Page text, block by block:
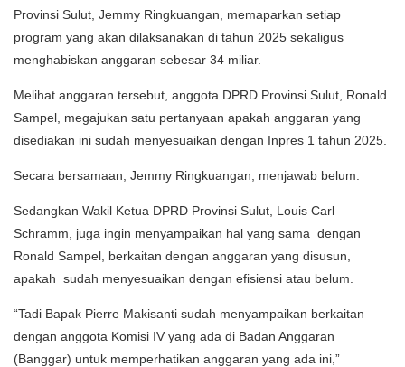
Provinsi Sulut, Jemmy Ringkuangan, memaparkan setiap
program yang akan dilaksanakan di tahun 2025 sekaligus
menghabiskan anggaran sebesar 34 miliar.
Melihat anggaran tersebut, anggota DPRD Provinsi Sulut, Ronald
Sampel, megajukan satu pertanyaan apakah anggaran yang
disediakan ini sudah menyesuaikan dengan Inpres 1 tahun 2025.
Secara bersamaan, Jemmy Ringkuangan, menjawab belum.
Sedangkan Wakil Ketua DPRD Provinsi Sulut, Louis Carl
Schramm, juga ingin menyampaikan hal yang sama dengan
Ronald Sampel, berkaitan dengan anggaran yang disusun,
apakah sudah menyesuaikan dengan efisiensi atau belum.
“Tadi Bapak Pierre Makisanti sudah menyampaikan berkaitan
dengan anggota Komisi IV yang ada di Badan Anggaran
(Banggar) untuk memperhatikan anggaran yang ada ini,”